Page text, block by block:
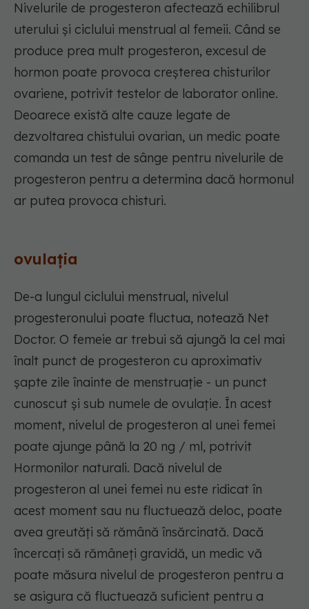
Nivelurile de progesteron afectează echilibrul
uterului și ciclului menstrual al femeii. Când se
produce prea mult progesteron, excesul de
hormon poate provoca creșterea chisturilor
ovariene, potrivit testelor de laborator online.
Deoarece există alte cauze legate de
dezvoltarea chistului ovarian, un medic poate
comanda un test de sânge pentru nivelurile de
progesteron pentru a determina dacă hormonul
ar putea provoca chisturi.
ovulaţia
De-a lungul ciclului menstrual, nivelul
progesteronului poate fluctua, notează Net
Doctor. O femeie ar trebui să ajungă la cel mai
înalt punct de progesteron cu aproximativ
șapte zile înainte de menstruație - un punct
cunoscut și sub numele de ovulație. În acest
moment, nivelul de progesteron al unei femei
poate ajunge până la 20 ng / ml, potrivit
Hormonilor naturali. Dacă nivelul de
progesteron al unei femei nu este ridicat în
acest moment sau nu fluctuează deloc, poate
avea greutăți să rămână însărcinată. Dacă
încercați să rămâneți gravidă, un medic vă
poate măsura nivelul de progesteron pentru a
se asigura că fluctuează suficient pentru a